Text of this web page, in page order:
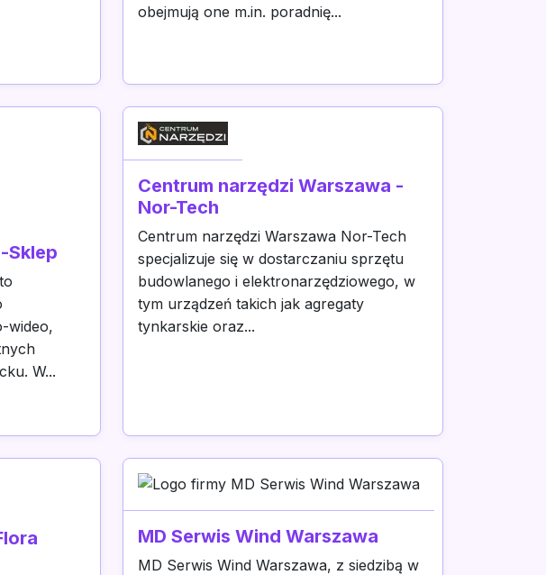
obejmują one m.in. poradnię...
Sklep
wideo,
W...
Centrum narzędzi Warszawa -
Nor-Tech
Centrum narzędzi Warszawa Nor-Tech
specjalizuje się w dostarczaniu sprzętu
budowlanego i elektronarzędziowego, w
tym urządzeń takich jak agregaty
tynkarskie oraz...
MD Serwis Wind Warszawa
MD Serwis Wind Warszawa, z siedzibą w